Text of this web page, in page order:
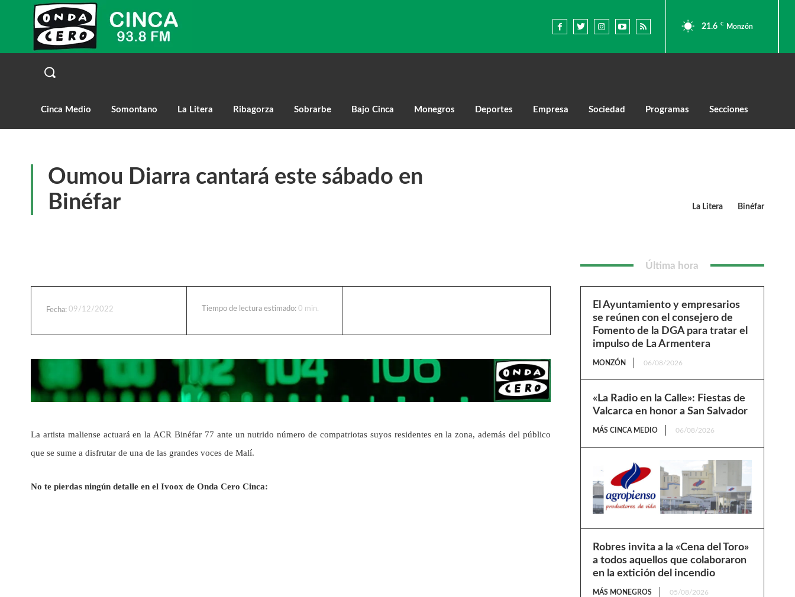
21.6 C Monzón
Cinca Medio Somontano La Litera Ribagorza Sobrarbe Bajo Cinca Monegros Deportes Empresa Sociedad Programas Secciones
Oumou Diarra cantará este sábado en
Binéfar
La Litera Binéfar
Fecha: 09/12/2022 Tiempo de lectura estimado:0 min.
La artista maliense actuará en la ACR Binéfar 77 ante un nutrido número de compatriotas suyos residentes en la zona, además del público
que se sume a disfrutar de una de las grandes voces de Malí.
No te pierdas ningún detalle en el Ivoox de Onda Cero Cinca:
Última hora
El Ayuntamiento y empresarios
se reúnen con el consejero de
Fomento de la DGA para tratar el
impulso de La Armentera
MONZÓN 06/08/2026
«La Radio en la Calle»: Fiestas de
Valcarca en honor a San Salvador
MÁS CINCA MEDIO 06/08/2026
Robres invita a la «Cena del Toro»
a todos aquellos que colaboraron
en la extición del incendio
MÁS MONEGROS 05/08/2026